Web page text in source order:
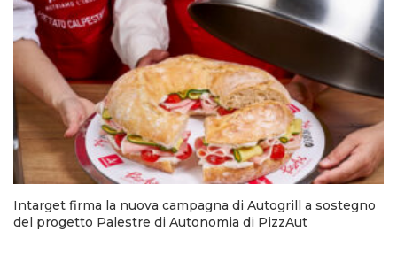
Intarget firma la nuova campagna di Autogrill a sostegno
del progetto Palestre di Autonomia di PizzAut